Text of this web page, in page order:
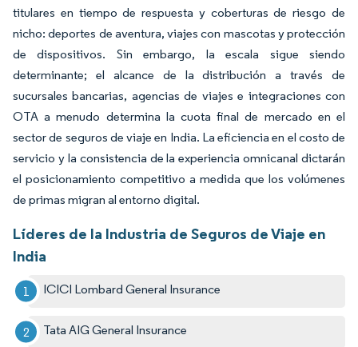
titulares en tiempo de respuesta y coberturas de riesgo de
nicho: deportes de aventura, viajes con mascotas y protección
de dispositivos. Sin embargo, la escala sigue siendo
determinante; el alcance de la distribución a través de
sucursales bancarias, agencias de viajes e integraciones con
OTA a menudo determina la cuota final de mercado en el
sector de seguros de viaje en India. La eficiencia en el costo de
servicio y la consistencia de la experiencia omnicanal dictarán
el posicionamiento competitivo a medida que los volúmenes
de primas migran al entorno digital.
Líderes de la Industria de Seguros de Viaje en
India
ICICI Lombard General Insurance
Tata AIG General Insurance